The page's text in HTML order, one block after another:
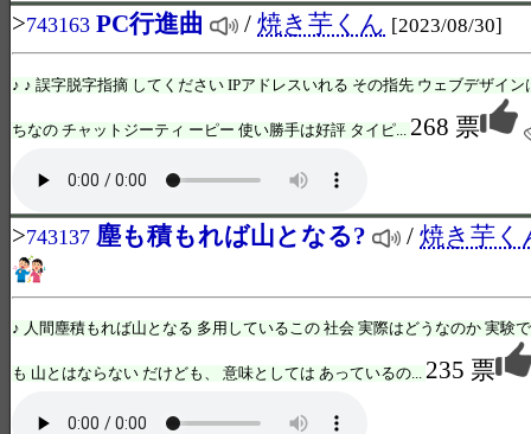
>743163 PC行進曲 / 焼き芋くん [2023/08/30]
♪ ♪ 誤字脱字指摘 してください IPアドレスいれる その指先 ウェブデザイ
ちなの チャットジーティ ーピー 使い勝手は好評 タイピ... 268 票
>743137 塵も積もれば山となる? / 焼き芋く
♪ 人間塵積もれば山となる 多用しているこの 社会 実際はどうなのか 実験
も 山とはならない だけども、 意味としては あっているの... 235 票